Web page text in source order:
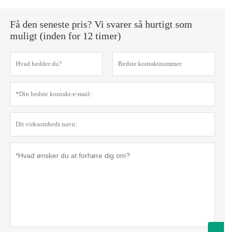
Få den seneste pris? Vi svarer så hurtigt som
muligt (inden for 12 timer)